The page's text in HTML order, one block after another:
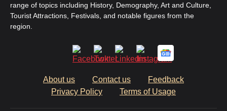
range of topics including History, Demography, Art and Culture,
Tourist Attractions, Festivals, and notable figures from the
region.
About us Contact us
Feedback
Privacy Policy
Terms of Usage